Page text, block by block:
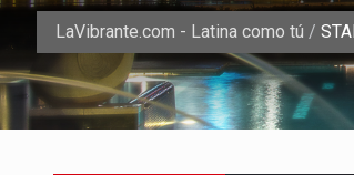
LaVibrante.com - Latina como tú /